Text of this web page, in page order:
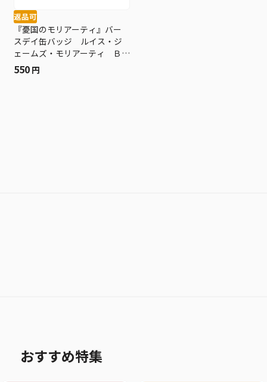
返品可
『憂国のモリアーティ』バー
スデイ缶バッジ ルイス・ジ
ェームズ・モリアーティ Ｂ
Ｅ１
550 円
おすすめ特集